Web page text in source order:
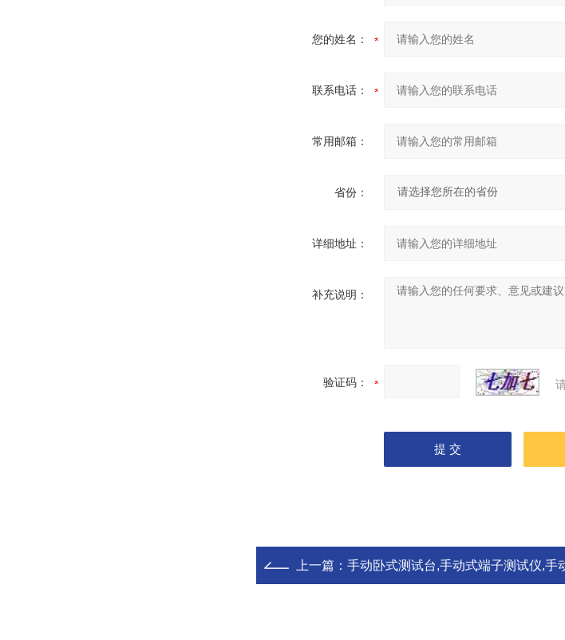
您的姓名：
联系电话：
常用邮箱：
省份：
详细地址：
补充说明：
验证码：
上一篇： 手动卧式测试台,手动式端子测试仪,手